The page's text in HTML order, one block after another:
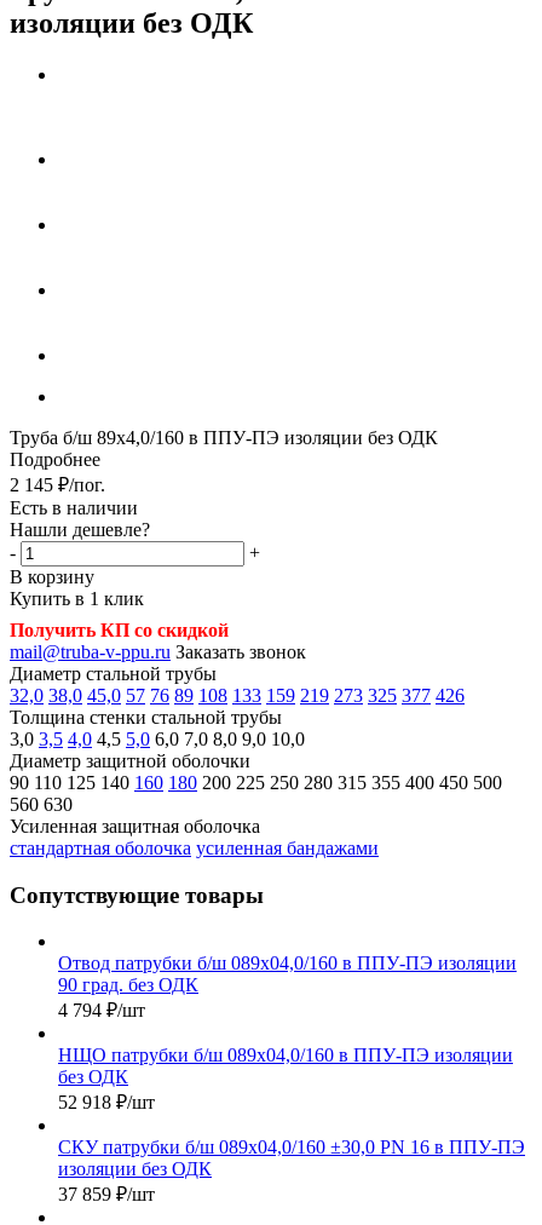
изоляции без ОДК
Труба б/ш 89х4,0/160 в ППУ-ПЭ изоляции без ОДК
Подробнее
2 145 ₽/пог.
Есть в наличии
Нашли дешевле?
-
+
В корзину
Купить в 1 клик
Получить КП со скидкой
mail@truba-v-ppu.ru Заказать звонок
Диаметр стальной трубы
32,0 38,0 45,0 57 76 89 108 133 159 219 273 325 377 426
Толщина стенки стальной трубы
3,0 3,5 4,0 4,5 5,0 6,0 7,0 8,0 9,0 10,0
Диаметр защитной оболочки
90 110 125 140 160 180 200 225 250 280 315 355 400 450 500
560 630
Усиленная защитная оболочка
стандартная оболочка усиленная бандажами
Сопутствующие товары
Отвод патрубки б/ш 089х04,0/160 в ППУ-ПЭ изоляции
90 град. без ОДК
4 794 ₽/шт
НЩО патрубки б/ш 089х04,0/160 в ППУ-ПЭ изоляции
без ОДК
52 918 ₽/шт
СКУ патрубки б/ш 089х04,0/160 ±30,0 PN 16 в ППУ-ПЭ
изоляции без ОДК
37 859 ₽/шт